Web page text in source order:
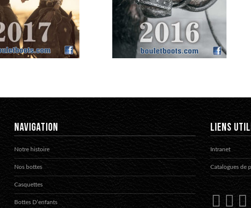
NAVIGATION
Notre histoire
Nos bottes
Casquettes
Bottes D’enfants
LIENS
Intranet
Catalogues de